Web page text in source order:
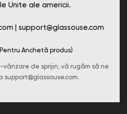
Unite ale americii.
| support@glassouse.com
Anchetă produs)
vânzare de sprijin, vă rugăm să ne
support@glassouse.com.